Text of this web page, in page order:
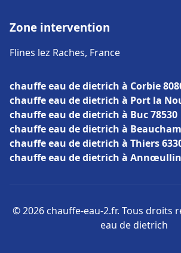
Zone intervention
Flines lez Raches, France
chauffe eau de dietrich à Corbie
chauffe eau de dietrich à Port la
chauffe eau de dietrich à Buc 78530
chauffe eau de dietrich à
chauffe eau de dietrich à Thiers
chauffe eau de dietrich à
© 2026 chauffe-eau-2.fr. Tous droits
eau de dietrich